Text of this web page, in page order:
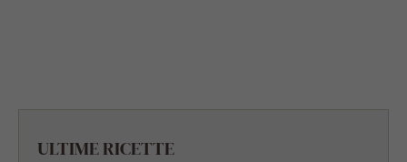
ULTIME RICETTE